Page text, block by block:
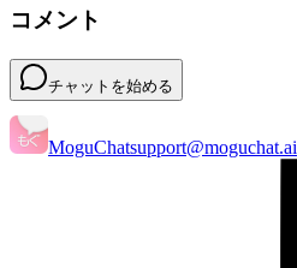
コメント
チャットを始める
MoguChatsupport@moguchat.ai